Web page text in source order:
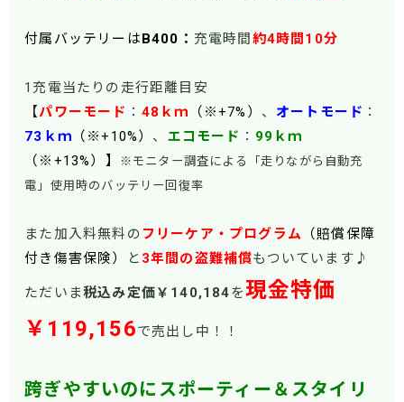
付属バッテリーは B400： 充電時間 約4時間10分
1充電当たりの走行距離目安
【パワーモード ： 48 ｋｍ （※+7%） 、 オートモード ：
73ｋｍ （※+10%） 、 エコモード ： 99ｋｍ
（※+13%）】
※モニター調査による「走りながら自動充
電」使用時のバッテリー回復率
また加入料無料の フリーケア・プログラム
（賠償保障
付き傷害保険）
と 3年間の盗難補償もついています♪
ただいま税込み定価￥140,184を現金特価
￥119,156で売出し中！！
跨ぎやすいのにスポーティー＆スタイリ